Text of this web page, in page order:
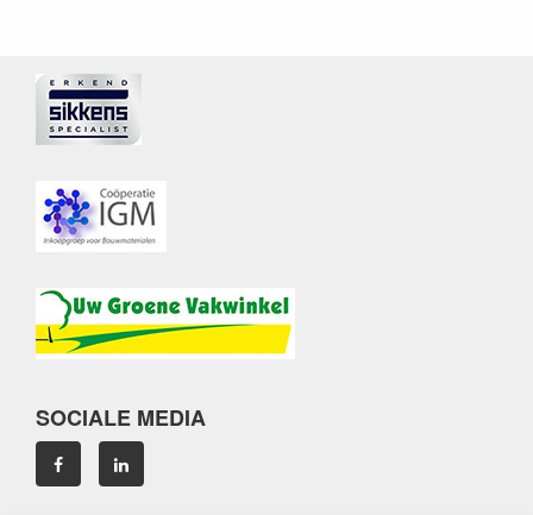
SOCIALE MEDIA